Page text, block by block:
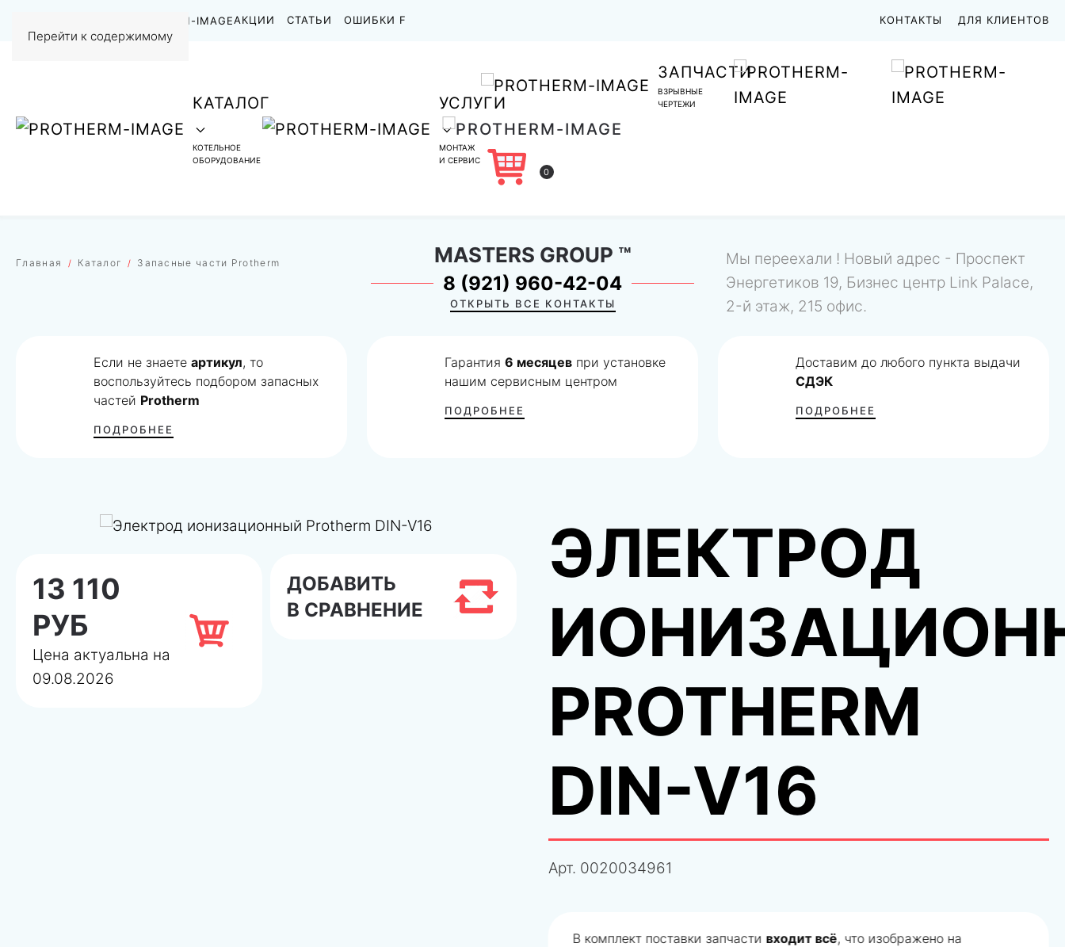
Перейти к содержимому
АКЦИИ СТАТЬИ ОШИБКИ F КОНТАКТЫ ДЛЯ КЛИЕНТОВ
КАТАЛОГ
КОТЕЛЬНОЕ
ОБОРУДОВАНИЕ
УСЛУГИ
МОНТАЖ
И СЕРВИС
ЗАПЧАСТИ
ВЗРЫВНЫЕ
ЧЕРТЕЖИ
0
Главная Каталог Запасные части Protherm MASTERS GROUP ™
8 (921) 960-42-04
ОТКРЫТЬ ВСЕ КОНТАКТЫ
Мы переехали ! Новый адрес - Проспект
Энергетиков 19, Бизнес центр Link Palace,
2-й этаж, 215 офис.
Если не знаетеартикул, то
воспользуйтесь подбором запасных
частей Protherm
ПОДРОБНЕЕ
Гарантия6 месяцев при установке
нашим сервисным центром
ПОДРОБНЕЕ
Доставим до любого пункта выдачи
СДЭК
ПОДРОБНЕЕ
13 110
РУБ
Цена актуальна на
09.08.2026
ДОБАВИТЬ
В СРАВНЕНИЕ
ЭЛЕКТРОД
PROTHERM
DIN-V16
Арт. 0020034961
В комплект поставки запчасти входит всё, что изображено на